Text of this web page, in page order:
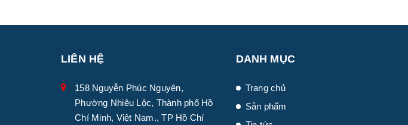
LIÊN HỆ
158 Nguyễn Phúc Nguyên,
Phường Nhiêu Lộc, Thành phố Hồ
Chí Minh, Việt Nam., TP Hồ Chí
DANH MỤC
Trang chủ
Sản phẩm